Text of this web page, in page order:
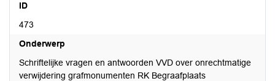
ID
473
Onderwerp
Schriftelijke vragen en antwoorden VVD over onrechtmatige
verwijdering grafmonumenten RK Begraafplaats